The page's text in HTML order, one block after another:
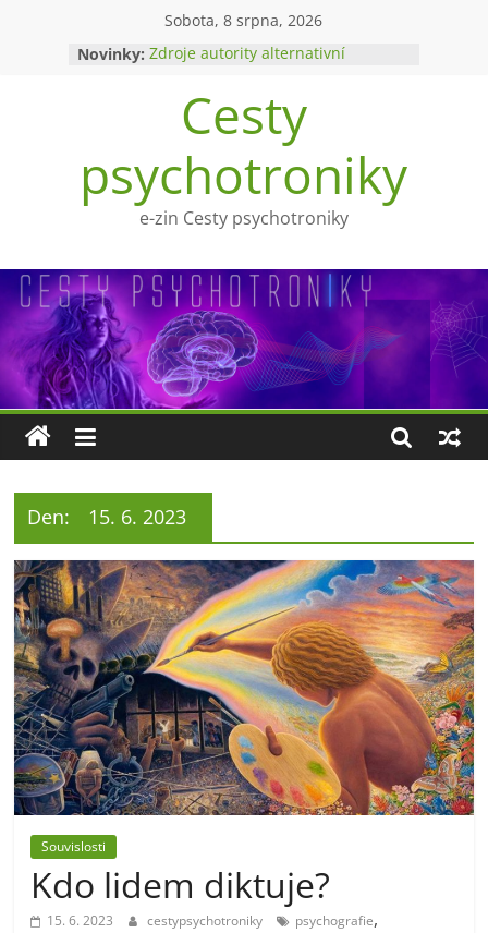
Sobota, 8 srpna, 2026
Novinky: Zdroje autority alternativní
Upíři a mytologie?
Ohnivý poltergeist
Tragédie Anny Göldi
Zlatý východ
Cesty
psychotroniky
e-zin Cesty psychotroniky
Den: 15. 6. 2023
Souvislosti
Kdo lidem diktuje?
15. 6. 2023 cestypsychotroniky psychografie,